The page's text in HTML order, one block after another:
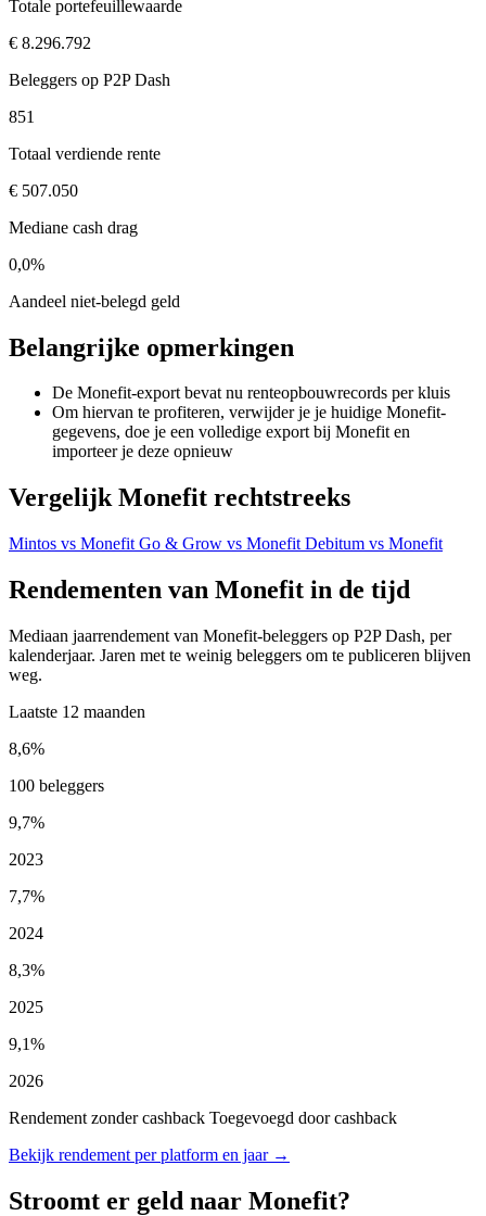
Totale portefeuillewaarde
€ 8.296.792
Beleggers op P2P Dash
851
Totaal verdiende rente
€ 507.050
Mediane cash drag
0,0%
Aandeel niet-belegd geld
Belangrijke opmerkingen
De Monefit-export bevat nu renteopbouwrecords per kluis
Om hiervan te profiteren, verwijder je je huidige Monefit-
gegevens, doe je een volledige export bij Monefit en
importeer je deze opnieuw
Vergelijk Monefit rechtstreeks
Mintos vs Monefit Go & Grow vs Monefit Debitum vs Monefit
Rendementen van Monefit in de tijd
Mediaan jaarrendement van Monefit-beleggers op P2P Dash, per
kalenderjaar. Jaren met te weinig beleggers om te publiceren blijven
weg.
Laatste 12 maanden
8,6%
100 beleggers
9,7%
2023
7,7%
2024
8,3%
2025
9,1%
2026
Rendement zonder cashback Toegevoegd door cashback
Bekijk rendement per platform en jaar →
Stroomt er geld naar Monefit?